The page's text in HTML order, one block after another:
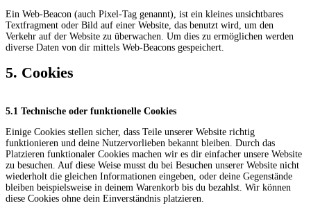
Ein Web-Beacon (auch Pixel-Tag genannt), ist ein kleines unsichtbares
Textfragment oder Bild auf einer Website, das benutzt wird, um den
Verkehr auf der Website zu überwachen. Um dies zu ermöglichen werden
diverse Daten von dir mittels Web-Beacons gespeichert.
5. Cookies
5.1 Technische oder funktionelle Cookies
Einige Cookies stellen sicher, dass Teile unserer Website richtig
funktionieren und deine Nutzervorlieben bekannt bleiben. Durch das
Platzieren funktionaler Cookies machen wir es dir einfacher unsere Website
zu besuchen. Auf diese Weise musst du bei Besuchen unserer Website nicht
wiederholt die gleichen Informationen eingeben, oder deine Gegenstände
bleiben beispielsweise in deinem Warenkorb bis du bezahlst. Wir können
diese Cookies ohne dein Einverständnis platzieren.